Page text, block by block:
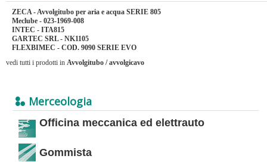
ZECA - Avvolgitubo per aria e acqua SERIE 805
Meclube - 023-1969-008
INTEC - ITA815
GARTEC SRL - NK1105
FLEXBIMEC - COD. 9090 SERIE EVO
vedi tutti i prodotti in Avvolgitubo / avvolgicavo
Merceologia
Officina meccanica ed elettrauto
Gommista